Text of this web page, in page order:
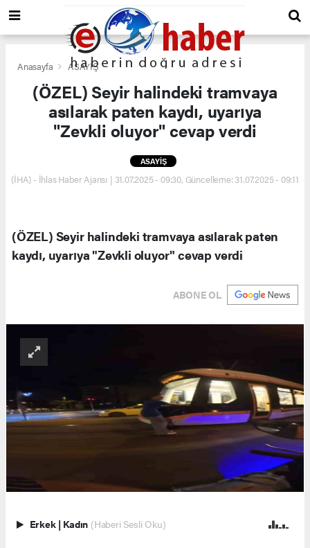
Anasayfa ASAYİŞ
(ÖZEL) Seyir halindeki tramvaya
asılarak paten kaydı, uyarıya
"Zevkli oluyor" cevap verdi
ASAYİŞ
(İHA) - İhlas Haber Ajansı | 31.07.2025 - 09:30, Güncelleme: 31.07.2025 - 09:11
(ÖZEL) Seyir halindeki tramvaya asılarak paten
kaydı, uyarıya "Zevkli oluyor" cevap verdi
ABONE OL
Erkek | Kadın (Haberi Sesli Oku)